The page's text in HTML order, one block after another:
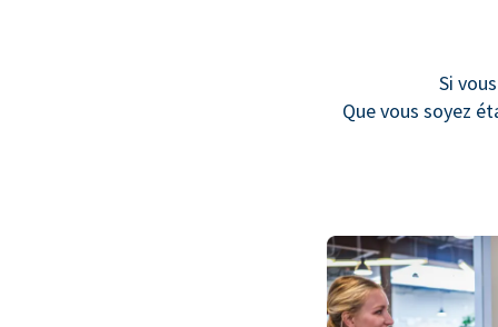
Si
Que vous soyez